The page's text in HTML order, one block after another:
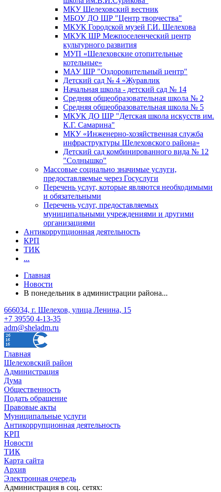
МКУ Шелеховский вестник
МБОУ ДО ШР "Центр творчества"
МКУК Городской музей Г.И. Шелехова
МКУК ШР Межпоселенческий центр
культурного развития
МУП «Шелеховские отопительные
котельные»
МАУ ШР "Оздоровительный центр"
Детский сад № 4 «Журавлик
Начальная школа - детский сад № 14
Средняя общеобразовательная школа № 2
Средняя общеобразовательная школа № 5
МКУК ДО ШР "Детская школа искусств им.
К.Г. Самарина"
МКУ «Инженерно-хозяйственная служба
инфраструктуры Шелеховского района»
Детский сад комбинированного вида № 12
"Солнышко"
Массовые социально значимые услуги,
предоставляемые через Госуслуги
Перечень услуг, которые являются необходимыми
и обязательными
Перечень услуг, предоставляемых
муниципальными учреждениями и другими
организациями
Антикоррупционная деятельность
КРП
ТИК
...
Главная
Новости
В понедельник в администрации района...
666034, г. Шелехов, улица Ленина, 15
+7 39550 4-13-35
adm@sheladm.ru
Главная
Шелеховский район
Администрация
Дума
Общественность
Подать обращение
Правовые акты
Муниципальные услуги
Антикоррупционная деятельность
КРП
Новости
ТИК
Карта сайта
Архив
Электронная очередь
Администрация в соц. сетях: